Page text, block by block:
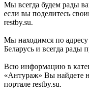
Мы всегда будем рады
если вы поделитесь
restby.su.
Мы находимся по
Беларусь и всегда рады
Всю информацию в
«Антураж» Вы найдете
портале restby.su.